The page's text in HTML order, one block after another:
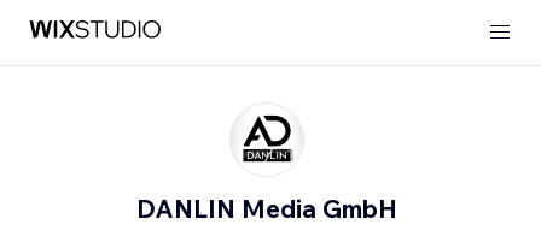
DANLIN Media GmbH